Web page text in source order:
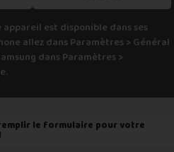
est disponible dans ses
allez dans Paramètres > Général
dans Paramètres >
le formulaire pour votre
!